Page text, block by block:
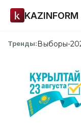
KAZINFORM
Тренды:Выборы-